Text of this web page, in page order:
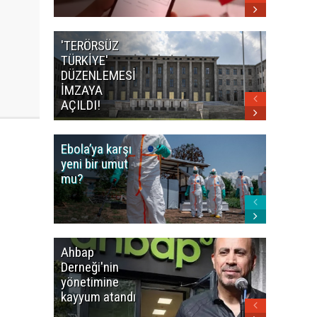
'TERÖRSÜZ
TÜRKİYE'
DÜZENLEMESİ
İMZAYA
AÇILDI!
Ebola’ya karşı
yeni bir umut
mu?
Ahbap
Derneği'nin
yönetimine
kayyum atandı